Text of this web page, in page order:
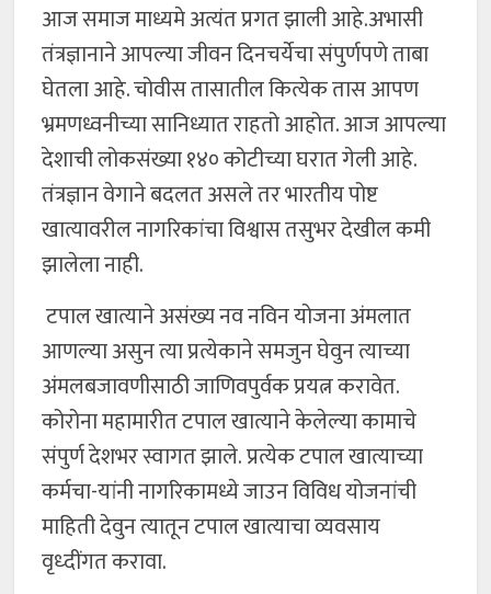
आज समाज माध्यमे अत्यंत प्रगत झाली आहे.अभासी
तंत्रज्ञानाने आपल्या जीवन दिनचर्येचा संपुर्णपणे ताबा
घेतला आहे. चोवीस तासातील कित्येक तास आपण
भ्रमणध्वनीच्या सानिध्यात राहतो आहोत. आज आपल्या
देशाची लोकसंख्या १४० कोटीच्या घरात गेली आहे.
तंत्रज्ञान वेगाने बदलत असले तर भारतीय पोष्ट
खात्यावरील नागरिकांचा विश्वास तसुभर देखील कमी
झालेला नाही.
टपाल खात्याने असंख्य नव नविन योजना अंमलात
आणल्या असुन त्या प्रत्येकाने समजुन घेवुन त्याच्या
अंमलबजावणीसाठी जाणिवपुर्वक प्रयत्न करावेत.
कोरोना महामारीत टपाल खात्याने केलेल्या कामाचे
संपुर्ण देशभर स्वागत झाले. प्रत्येक टपाल खात्याच्या
कर्मचा-यांनी नागरिकामध्ये जाउन विविध योजनांची
माहिती देवुन त्यातून टपाल खात्याचा व्यवसाय
वृध्दींगत करावा.